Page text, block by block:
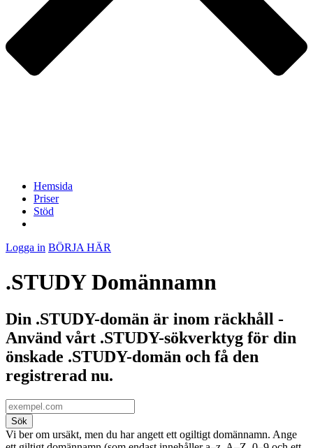
Hemsida
Priser
Stöd
Logga in BÖRJA HÄR
.STUDY Domännamn
Din .STUDY-domän är inom räckhåll -
Använd vårt .STUDY-sökverktyg för din
önskade .STUDY-domän och få den
registrerad nu.
Sök
Vi ber om ursäkt, men du har angett ett ogiltigt domännamn. Ange